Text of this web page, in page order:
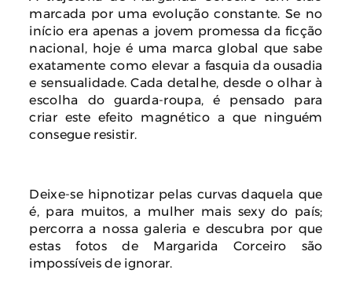
marcada por uma evolução constante. Se no
início era apenas a jovem promessa da ficção
nacional, hoje é uma marca global que sabe
exatamente como elevar a fasquia da ousadia
e sensualidade. Cada detalhe, desde o olhar à
escolha do guarda-roupa, é pensado para
criar este efeito magnético a que ninguém
consegue resistir.
Deixe-se hipnotizar pelas curvas daquela que
é, para muitos, a mulher mais sexy do país;
percorra a nossa galeria e descubra por que
estas fotos de Margarida Corceiro são
impossíveis de ignorar.